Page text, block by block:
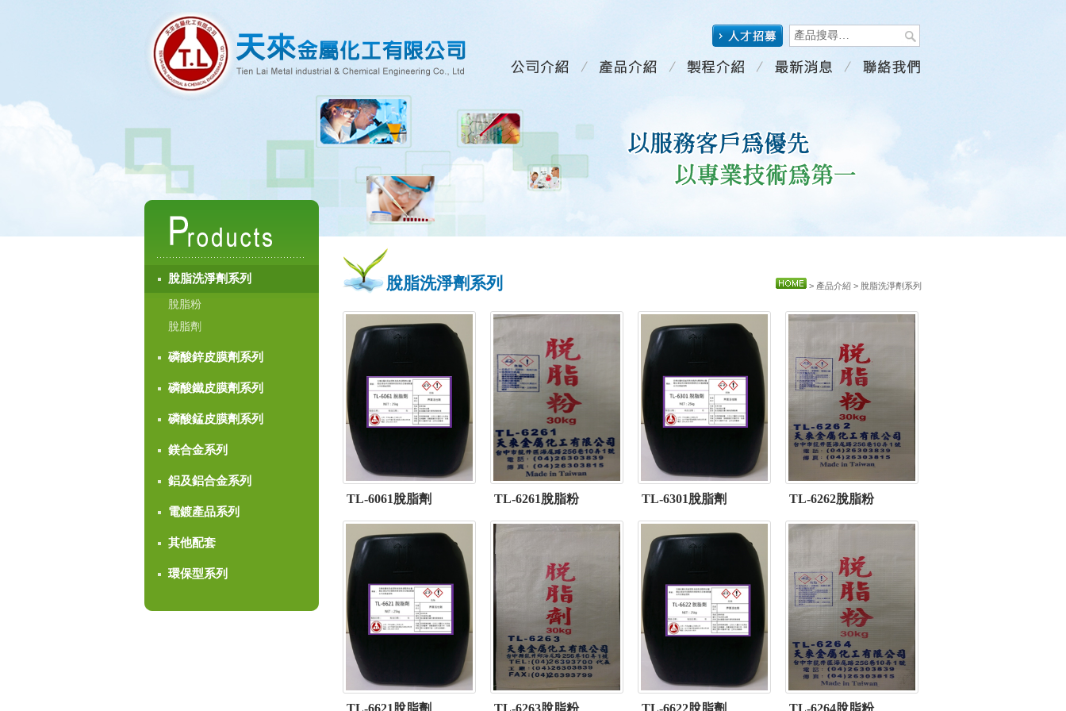
脫脂洗淨劑系列
脫脂粉
脫脂劑
磷酸鋅皮膜劑系列
磷酸鐵皮膜劑系列
磷酸錳皮膜劑系列
鎂合金系列
鋁及鋁合金系列
電鍍產品系列
其他配套
環保型系列
脫脂洗淨劑系列 > 產品介紹 > 脫脂洗淨劑系列
TL-6061脫脂劑 TL-6261脫脂粉 TL-6301脫脂劑 TL-6262脫脂粉
TL-6621脫脂劑 TL-6263脫脂粉 TL-6622脫脂劑 TL-6264脫脂粉